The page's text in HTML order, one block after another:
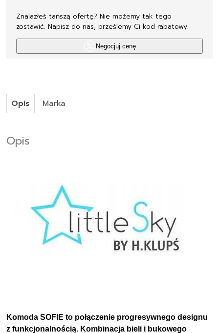
Znalazłeś tańszą ofertę? Nie możemy tak tego
zostawić. Napisz do nas, prześlemy Ci kod rabatowy.
Negocjuj cenę
Opis Marka
Opis
Komoda SOFIE to połączenie progresywnego designu
z funkcjonalnością. Kombinacja bieli i bukowego